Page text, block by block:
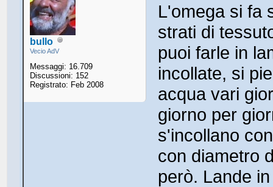
bullo
Vecio AdV
Messaggi: 16.709
Discussioni: 152
Registrato: Feb 2008
L'omega si fa
strati di
puoi farle in
incollate, si
acqua vari
giorno per
s'incollano
con diametro
però. Lande